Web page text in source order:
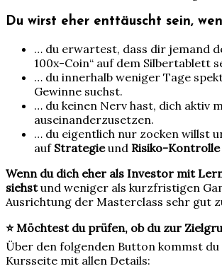
Du wirst eher enttäuscht sein,
… du erwartest, dass dir jemand
100x-Coin“ auf dem Silbertablett
… du innerhalb weniger Tage
Gewinne suchst.
… du keinen Nerv hast, dich aktiv
auseinanderzusetzen.
… du eigentlich nur zocken willst
auf Strategieund Risiko-Kontrolle
Wenn du dich eher als Investor mit
siehstund weniger als kurzfristigen
Ausrichtung der Masterclass sehr gut
⭐ Möchtest du prüfen, ob du zur
Über den folgenden Button kommst
Kursseite mit allen Details: